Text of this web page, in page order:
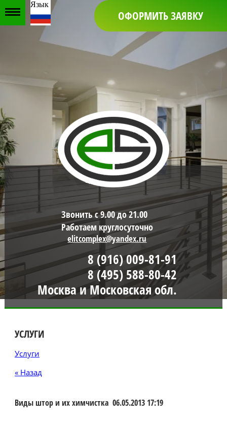
ОФОРМИТЬ ЗАЯВКУ
Звонить с 9.00 до 21.00
Работаем круглосуточно
elitcomplex@yandex.ru
8 (916) 009-81-91
8 (495) 588-80-42
Москва и Московская обл.
УСЛУГИ
Услуги
« Назад
Виды штор и их химчистка06.05.2013 17:19
Язык